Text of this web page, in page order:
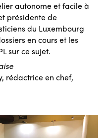
autonome et facile à
présidente de
du Luxembourg
en cours et les
sur ce sujet.
rédactrice en chef,